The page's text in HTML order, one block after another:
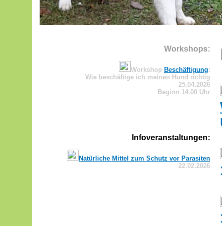
Workshops:
Workshop Beschäftigung:
Wie beschäftige ich meinen Hund richtig
25.04.2026
Beginn 14.00 Uhr
Infoveranstaltungen:
Natürliche Mittel zum Schutz vor Parasiten
22.02.2026